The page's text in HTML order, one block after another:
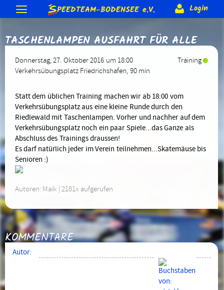
S
PEEDTEAM-BODENSEEe.V. Login
Neuigkeiten
Allgemeine Berichte Gästebuch
Forum (intern)
Termine & Veranstaltungen
Bodenseeumrundung Skateday
Training
Corona Schutzkonzept
Beteiligung (intern)
Sonderranglisten (intern)
Rennen & Wettkämpfe
Anmeldung Förderungen
Vereins-Gutschein
Mitglieder
Jugendschutz Satzung
Biete & Suche Material-Info Rollen
Impressum
Kontakt
Weiteres
Skate-Abzeichen Alte Webseite
> Anmelden
TASCHENLAMPEN AUSFAHRT FÜR ALLE
Training
Donnerstag, 27. Oktober 2016 um 18:00
Verkehrsübungsplatz Friedrichshafen, 90 min
Statt dem üblichen Training machen wir ab 18:00 vom
Verkehrsübungsplatz aus eine kleine Runde durch den
Riedlewald mit Taschenlampen. Vorher und nachher auf dem
Verkehrsübungsplatz noch ein paar Spiele...das Ganze als
Abschluss des Trainings draussen!
Es darf natürlich jeder im Verein teilnehmen...Skatemäuse bis
Senioren :)
Autoren: Maik | 2181x aufgerufen
KOMMENTARE
Autor: